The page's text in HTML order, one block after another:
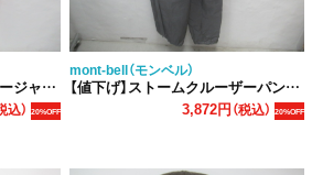
ディース
込） 20%OFF
mont-bell（モンベル）
【値下げ】ストームクルーザーパンツ レディース
3,872円（税込） 20%OFF